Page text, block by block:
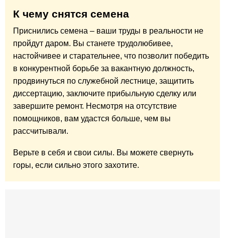
К чему снятся семена
Приснились семена – ваши труды в реальности не
пройдут даром. Вы станете трудолюбивее,
настойчивее и старательнее, что позволит победить
в конкурентной борьбе за вакантную должность,
продвинуться по служебной лестнице, защитить
диссертацию, заключите прибыльную сделку или
завершите ремонт. Несмотря на отсутствие
помощников, вам удастся больше, чем вы
рассчитывали.
Верьте в себя и свои силы. Вы можете свернуть
горы, если сильно этого захотите.